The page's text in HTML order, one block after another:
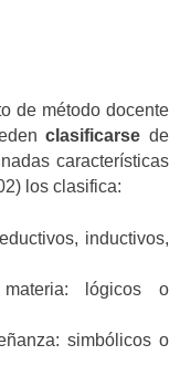
de método docente
clasificarse de
características
los clasifica:
inductivos,
lógicos o
simbólicos o